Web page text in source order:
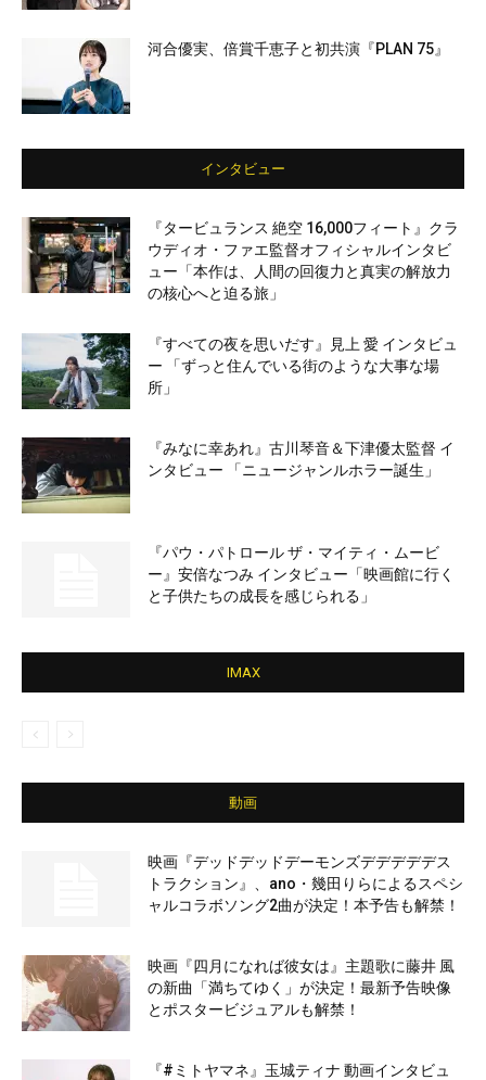
河合優実、倍賞千恵子と初共演『PLAN 75』
インタビュー
『タービュランス 絶空 16,000フィート』クラ
ウディオ・ファエ監督オフィシャルインタビ
ュー「本作は、人間の回復力と真実の解放力
の核心へと迫る旅」
『すべての夜を思いだす』見上 愛 インタビュ
ー 「ずっと住んでいる街のような大事な場
所」
『みなに幸あれ』古川琴音＆下津優太監督 イ
ンタビュー 「ニュージャンルホラー誕生」
『パウ・パトロール ザ・マイティ・ムービ
ー』安倍なつみ インタビュー「映画館に行く
と子供たちの成長を感じられる」
IMAX
動画
映画『デッドデッドデーモンズデデデデデス
トラクション』、ano・幾田りらによるスペシ
ャルコラボソング2曲が決定！本予告も解禁！
映画『四月になれば彼女は』主題歌に藤井 風
の新曲「満ちてゆく」が決定！最新予告映像
とポスタービジュアルも解禁！
『#ミトヤマネ』玉城ティナ 動画インタビュ